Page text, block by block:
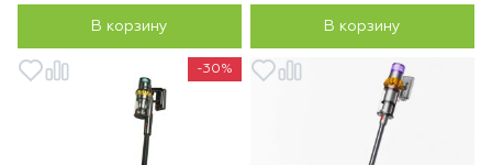
В корзину В корзину
-30%